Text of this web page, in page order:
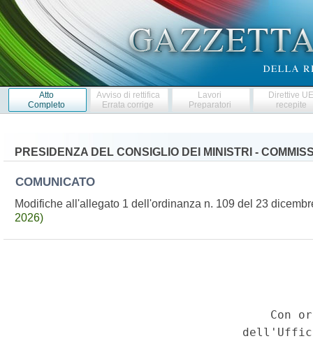
Atto
Completo
Avviso di rettifica
Errata corrige
Lavori
Preparatori
Direttive
recepite
PRESIDENZA DEL CONSIGLIO DEI MINISTRI -
COMUNICATO
Modifiche all'allegato 1 dell'ordinanza n. 109 del 23
2026)